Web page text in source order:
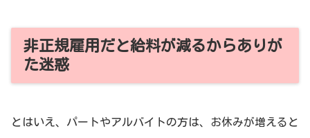
非正規雇用だと給料が減るからありが
た迷惑
とはいえ、パートやアルバイトの方は、お休みが増えると